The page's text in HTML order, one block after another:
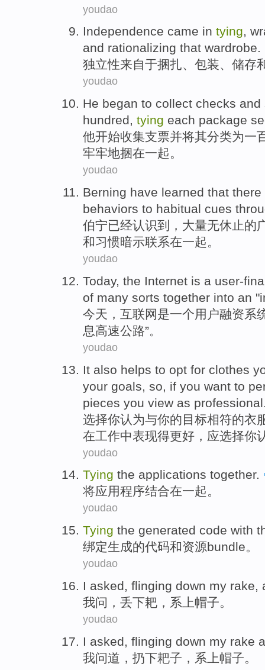
youdao
Independence came in tying,
and rationalizing that wardrobe.
独立性来自于捆扎、 包装、 储存
youdao
He began to collect checks and
hundred, tying each package
他开始收集支票并将其分类为一
牢牢地捆在一起。
youdao
Berning have learned that
behaviors to habitual cues
伯宁已经认识到
，大量无休止的
和习惯暗示联系在一起。
youdao
Today, the Internet is a user-
of many sorts together into an "
今天 ， 互联网是一个用户融资系
息高速公路”。
youdao
It also helps to opt for clothes
your goals so if you want to
pieces you view as professional
选择你认为与你的目标相符的衣
在工作中表现得更好 ，应选择你
youdao
Tying the applications together.
将应用程序结合在一起。
youdao
Tying the generated code with
绑定生成的代码和资源bundle。
youdao
I asked, flinging down my rake,
我问 ， 丢下耙 ， 系 上帽子。
youdao
I asked, flinging down my rake
我问道 ， 扔下耙子 ，系 上帽子。